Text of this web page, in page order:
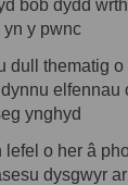
bob dydd
yn y pwnc
dull thematig o
elfennau
ynghyd
lefel o her â
dysgwyr